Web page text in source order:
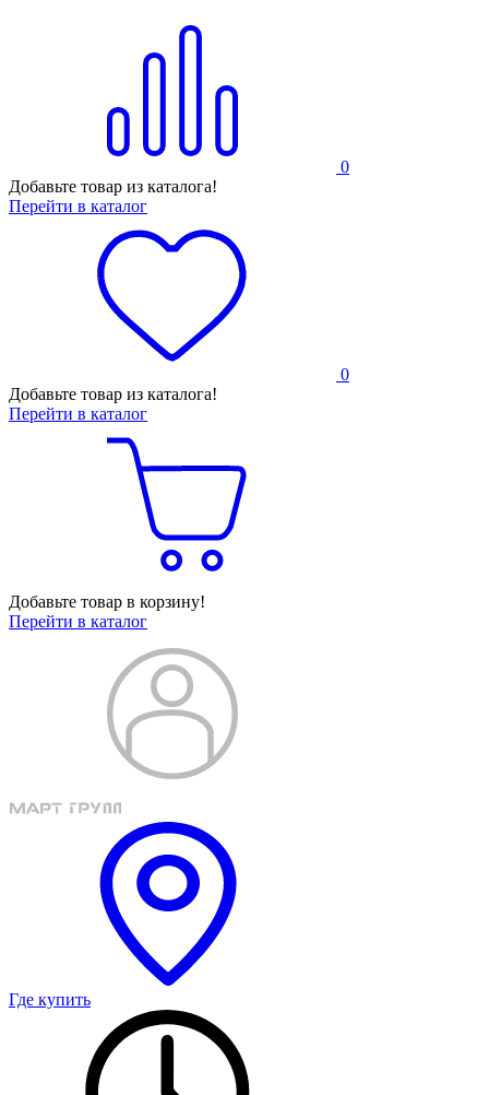
0
Добавьте товар из каталога!
Перейти в каталог
0
Добавьте товар из каталога!
Перейти в каталог
Добавьте товар в корзину!
Перейти в каталог
Где купить